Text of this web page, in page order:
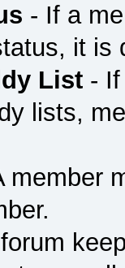
- If a
it is
List- If
lists,
member